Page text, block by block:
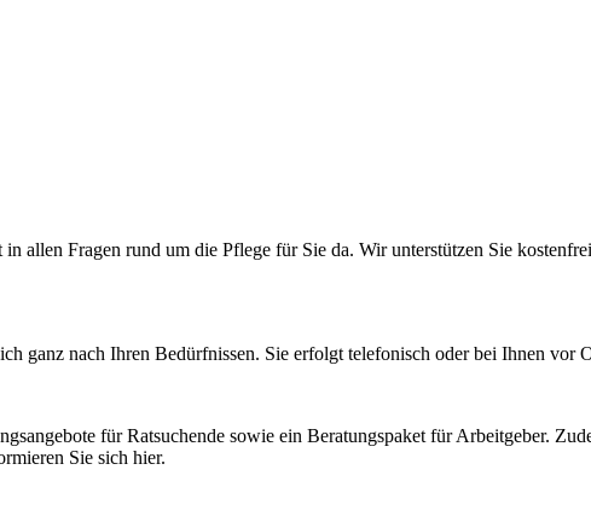
in allen Fragen rund um die Pflege für Sie da. Wir unterstützen Sie
ganz nach Ihren Bedürfnissen. Sie erfolgt telefonisch oder bei Ihnen vor
für Ratsuchende sowie ein Beratungspaket für Arbeitgeber.
Sie sich hier.